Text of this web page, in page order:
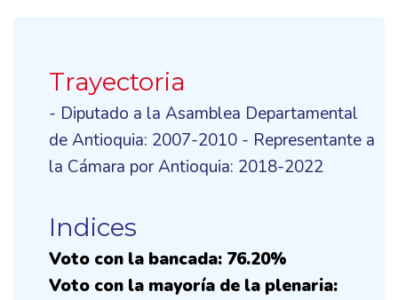
Trayectoria
- Diputado a la Asamblea Departamental
de Antioquia: 2007-2010 - Representante a
la Cámara por Antioquia: 2018-2022
Indices
Voto con la bancada: 76.20%
Voto con la mayoría de la plenaria: